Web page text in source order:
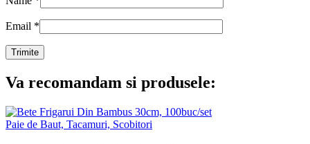
Email *
Va recomandam si produsele:
Paie de Baut, Tacamuri, Scobitori